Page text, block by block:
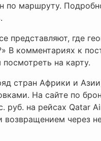
по маршруту.
представляют, где
В комментариях к
на карту.
стран Африки и
На сайте по
на рейсах Qatar
через